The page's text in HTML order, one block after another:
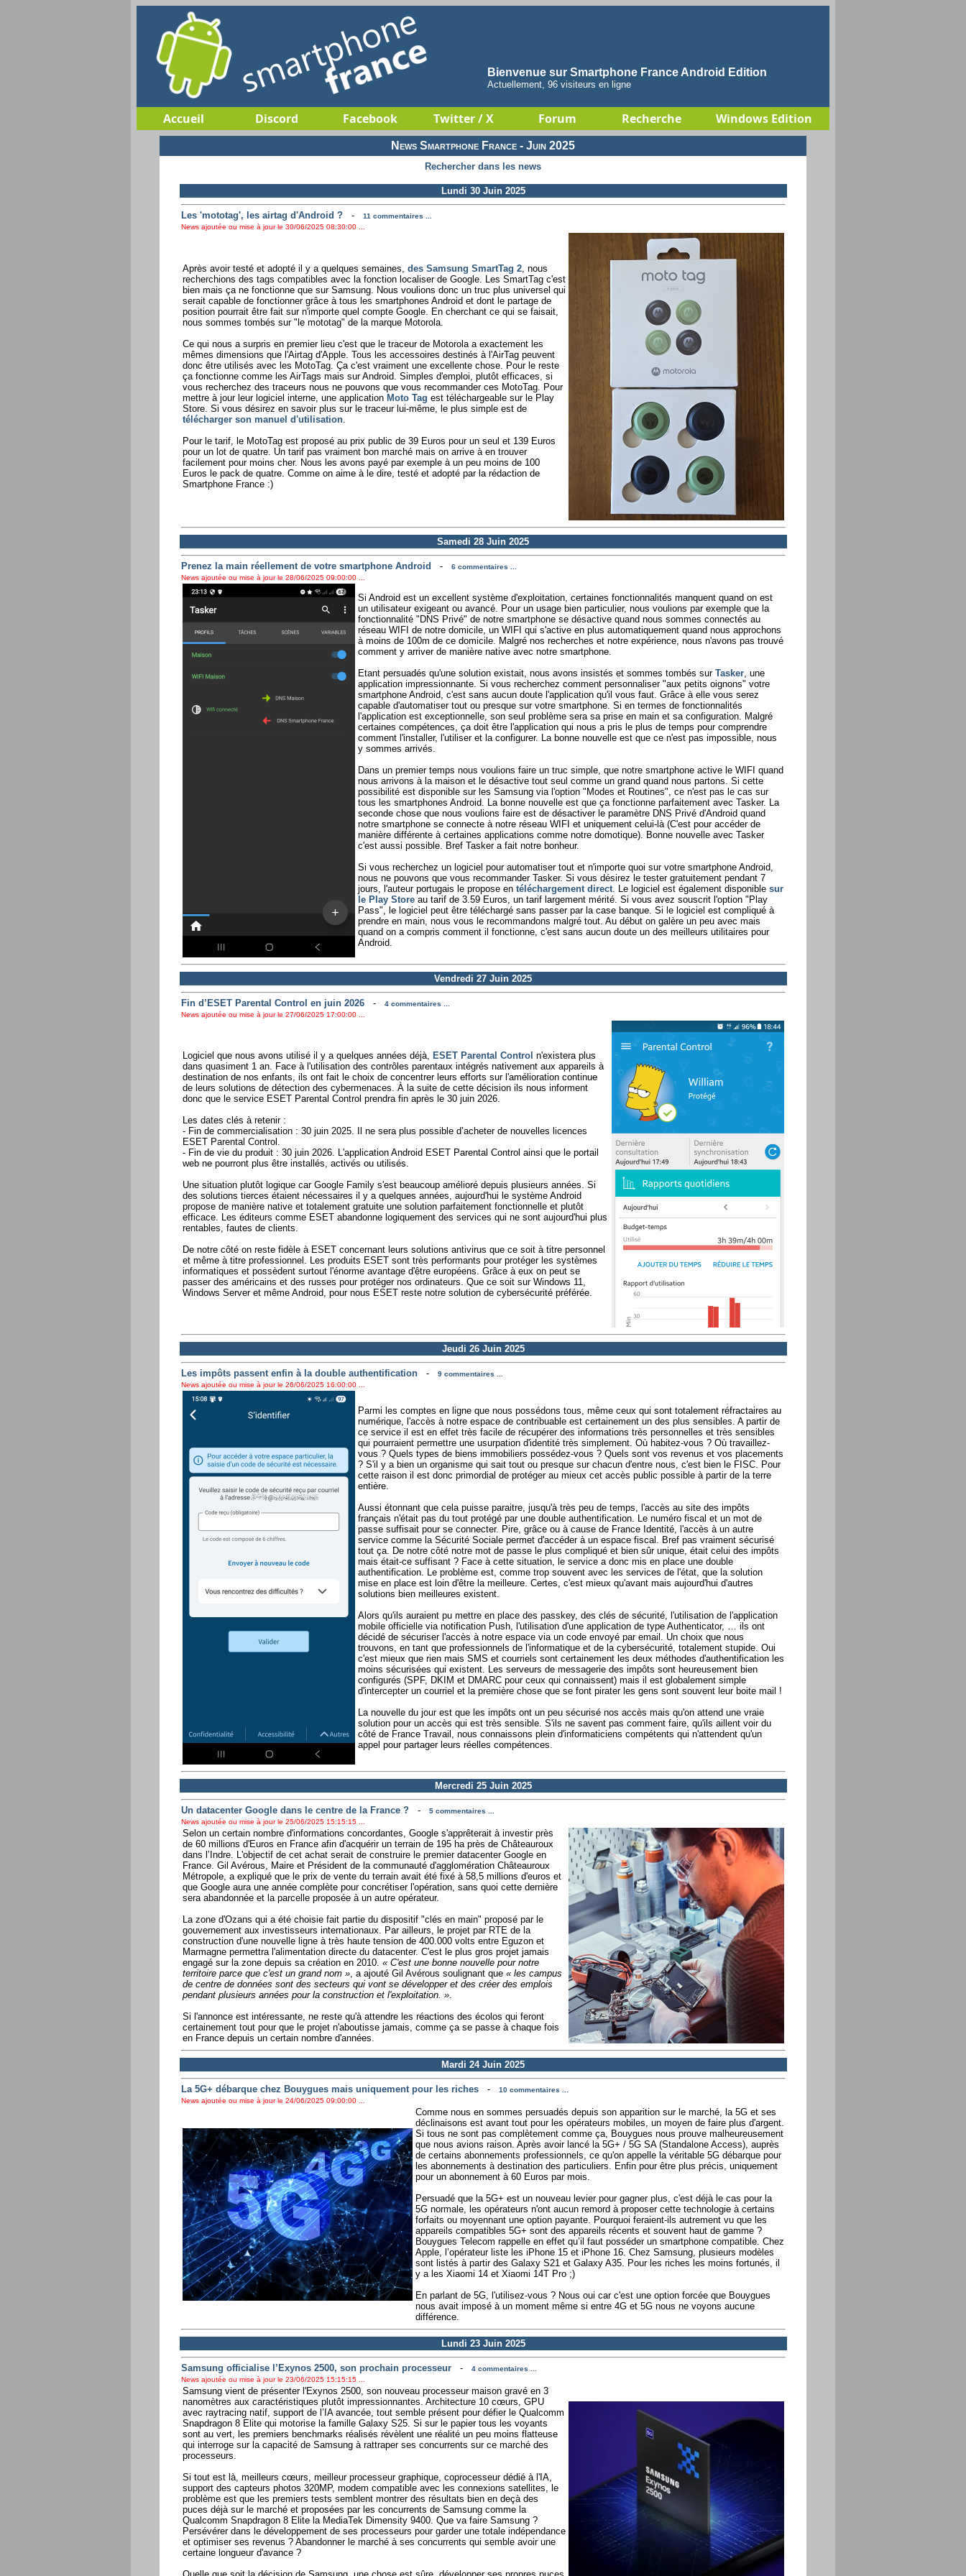
Bienvenue sur Smartphone France Android Edition
Actuellement, 96 visiteurs en ligne
Accueil Discord Facebook Twitter / X Forum Recherche Windows Edition
News Smartphone France - Juin 2025
Rechercher dans les news
Lundi 30 Juin 2025
Les 'mototag', les airtag d'Android ?-
11 commentaires ...
News ajoutée ou mise à jour le 30/06/2025 08:30:00 ...
Après avoir testé et adopté il y a quelques semaines, des Samsung SmartTag 2, nous
recherchions des tags compatibles avec la fonction localiser de Google. Les SmartTag c'est
bien mais ça ne fonctionne que sur Samsung. Nous voulions donc un truc plus universel qui
serait capable de fonctionner grâce à tous les smartphones Android et dont le partage de
position pourrait être fait sur n'importe quel compte Google. En cherchant ce qui se faisait,
nous sommes tombés sur "le mototag" de la marque Motorola.
Ce qui nous a surpris en premier lieu c'est que le traceur de Motorola a exactement les
mêmes dimensions que l'Airtag d'Apple. Tous les accessoires destinés à l'AirTag peuvent
donc être utilisés avec les MotoTag. Ça c'est vraiment une excellente chose. Pour le reste
ça fonctionne comme les AirTags mais sur Android. Simples d'emploi, plutôt efficaces, si
vous recherchez des traceurs nous ne pouvons que vous recommander ces MotoTag. Pour
mettre à jour leur logiciel interne, une application Moto Tag est téléchargeable sur le Play
Store. Si vous désirez en savoir plus sur le traceur lui-même, le plus simple est de
télécharger son manuel d'utilisation.
Pour le tarif, le MotoTag est proposé au prix public de 39 Euros pour un seul et 139 Euros
pour un lot de quatre. Un tarif pas vraiment bon marché mais on arrive à en trouver
facilement pour moins cher. Nous les avons payé par exemple à un peu moins de 100
Euros le pack de quatre. Comme on aime à le dire, testé et adopté par la rédaction de
Smartphone France :)
Samedi 28 Juin 2025
Prenez la main réellement de votre smartphone Android -
6 commentaires ...
News ajoutée ou mise à jour le 28/06/2025 09:00:00 ...
Si Android est un excellent système d'exploitation, certaines fonctionnalités manquent quand on est
un utilisateur exigeant ou avancé. Pour un usage bien particulier, nous voulions par exemple que la
fonctionnalité "DNS Privé" de notre smartphone se désactive quand nous sommes connectés au
réseau WIFI de notre domicile, un WIFI qui s'active en plus automatiquement quand nous approchons
à moins de 100m de ce domicile. Malgré nos recherches et notre expérience, nous n'avons pas trouvé
comment y arriver de manière native avec notre smartphone.
Etant persuadés qu'une solution existait, nous avons insistés et sommes tombés sur Tasker, une
application impressionnante. Si vous recherchez comment personnaliser "aux petits oignons" votre
smartphone Android, c'est sans aucun doute l'application qu'il vous faut. Grâce à elle vous serez
capable d'automatiser tout ou presque sur votre smartphone. Si en termes de fonctionnalités
l'application est exceptionnelle, son seul problème sera sa prise en main et sa configuration. Malgré
certaines compétences, ça doit être l'application qui nous a pris le plus de temps pour comprendre
comment l'installer, l'utiliser et la configurer. La bonne nouvelle est que ce n'est pas impossible, nous
y sommes arrivés.
Dans un premier temps nous voulions faire un truc simple, que notre smartphone active le WIFI quand
nous arrivons à la maison et le désactive tout seul comme un grand quand nous partons. Si cette
possibilité est disponible sur les Samsung via l'option "Modes et Routines", ce n'est pas le cas sur
tous les smartphones Android. La bonne nouvelle est que ça fonctionne parfaitement avec Tasker. La
seconde chose que nous voulions faire est de désactiver le paramètre DNS Privé d'Android quand
notre smartphone se connecte à notre réseau WIFI et uniquement celui-là (C'est pour accéder de
manière différente à certaines applications comme notre domotique). Bonne nouvelle avec Tasker
c'est aussi possible. Bref Tasker a fait notre bonheur.
Si vous recherchez un logiciel pour automatiser tout et n'importe quoi sur votre smartphone Android,
nous ne pouvons que vous recommander Tasker. Si vous désirez le tester gratuitement pendant 7
jours, l'auteur portugais le propose en téléchargement direct. Le logiciel est également disponible sur
le Play Storeau tarif de 3.59 Euros, un tarif largement mérité. Si vous avez souscrit l'option "Play
Pass", le logiciel peut être téléchargé sans passer par la case banque. Si le logiciel est compliqué à
prendre en main, nous vous le recommandons malgré tout. Au début on galère un peu avec mais
quand on a compris comment il fonctionne, c'est sans aucun doute un des meilleurs utilitaires pour
Android.
Vendredi 27 Juin 2025
Fin d’ESET Parental Control en juin 2026-
4 commentaires ...
News ajoutée ou mise à jour le 27/06/2025 17:00:00 ...
Logiciel que nous avons utilisé il y a quelques années déjà, ESET Parental Control n'existera plus
dans quasiment 1 an. Face à l'utilisation des contrôles parentaux intégrés nativement aux appareils à
destination de nos enfants, ils ont fait le choix de concentrer leurs efforts sur l'amélioration continue
de leurs solutions de détection des cybermenaces. À la suite de cette décision ils nous informent
donc que le service ESET Parental Control prendra fin après le 30 juin 2026.
Les dates clés à retenir :
- Fin de commercialisation : 30 juin 2025. Il ne sera plus possible d’acheter de nouvelles licences
ESET Parental Control.
- Fin de vie du produit : 30 juin 2026. L'application Android ESET Parental Control ainsi que le portail
web ne pourront plus être installés, activés ou utilisés.
Une situation plutôt logique car Google Family s'est beaucoup amélioré depuis plusieurs années. Si
des solutions tierces étaient nécessaires il y a quelques années, aujourd'hui le système Android
propose de manière native et totalement gratuite une solution parfaitement fonctionnelle et plutôt
efficace. Les éditeurs comme ESET abandonne logiquement des services qui ne sont aujourd'hui plus
rentables, fautes de clients.
De notre côté on reste fidèle à ESET concernant leurs solutions antivirus que ce soit à titre personnel
et même à titre professionnel. Les produits ESET sont très performants pour protéger les systèmes
informatiques et possèdent surtout l'énorme avantage d'être européens. Grâce à eux on peut se
passer des américains et des russes pour protéger nos ordinateurs. Que ce soit sur Windows 11,
Windows Server et même Android, pour nous ESET reste notre solution de cybersécurité préférée.
Jeudi 26 Juin 2025
Les impôts passent enfin à la double authentification-
9 commentaires ...
News ajoutée ou mise à jour le 26/06/2025 16:00:00 ...
Parmi les comptes en ligne que nous possédons tous, même ceux qui sont totalement réfractaires au
numérique, l'accès à notre espace de contribuable est certainement un des plus sensibles. A partir de
ce service il est en effet très facile de récupérer des informations très personnelles et très sensibles
qui pourraient permettre une usurpation d'identité très simplement. Où habitez-vous ? Où travaillez-
vous ? Quels types de biens immobiliers possédez-vous ? Quels sont vos revenus et vos placements
? S'il y a bien un organisme qui sait tout ou presque sur chacun d'entre nous, c'est bien le FISC. Pour
cette raison il est donc primordial de protéger au mieux cet accès public possible à partir de la terre
entière.
Aussi étonnant que cela puisse paraitre, jusqu'à très peu de temps, l'accès au site des impôts
français n'était pas du tout protégé par une double authentification. Le numéro fiscal et un mot de
passe suffisait pour se connecter. Pire, grâce ou à cause de France Identité, l'accès à un autre
service comme la Sécurité Sociale permet d'accéder à un espace fiscal. Bref pas vraiment sécurisé
tout ça. De notre côté notre mot de passe le plus compliqué et bien sûr unique, était celui des impôts
mais était-ce suffisant ? Face à cette situation, le service a donc mis en place une double
authentification. Le problème est, comme trop souvent avec les services de l'état, que la solution
mise en place est loin d'être la meilleure. Certes, c'est mieux qu'avant mais aujourd'hui d'autres
solutions bien meilleures existent.
Alors qu'ils auraient pu mettre en place des passkey, des clés de sécurité, l'utilisation de l'application
mobile officielle via notification Push, l'utilisation d'une application de type Authenticator, … ils ont
décidé de sécuriser l'accès à notre espace via un code envoyé par email. Un choix que nous
trouvons, en tant que professionnels de l'informatique et de la cybersécurité, totalement stupide. Oui
c'est mieux que rien mais SMS et courriels sont certainement les deux méthodes d'authentification les
moins sécurisées qui existent. Les serveurs de messagerie des impôts sont heureusement bien
configurés (SPF, DKIM et DMARC pour ceux qui connaissent) mais il est globalement simple
d'intercepter un courriel et la première chose que se font pirater les gens sont souvent leur boite mail !
La nouvelle du jour est que les impôts ont un peu sécurisé nos accès mais qu'on attend une vraie
solution pour un accès qui est très sensible. S'ils ne savent pas comment faire, qu'ils aillent voir du
côté de France Travail, nous connaissons plein d'informaticiens compétents qui n'attendent qu'un
appel pour partager leurs réelles compétences.
Mercredi 25 Juin 2025
Un datacenter Google dans le centre de la France ?-
5 commentaires ...
News ajoutée ou mise à jour le 25/06/2025 15:15:15 ...
Selon un certain nombre d'informations concordantes, Google s'apprêterait à investir près
de 60 millions d'Euros en France afin d'acquérir un terrain de 195 ha près de Châteauroux
dans l’Indre. L'objectif de cet achat serait de construire le premier datacenter Google en
France. Gil Avérous, Maire et Président de la communauté d'agglomération Châteauroux
Métropole, a expliqué que le prix de vente du terrain avait été fixé à 58,5 millions d'euros et
que Google aura une année complète pour concrétiser l'opération, sans quoi cette dernière
sera abandonnée et la parcelle proposée à un autre opérateur.
La zone d'Ozans qui a été choisie fait partie du dispositif "clés en main" proposé par le
gouvernement aux investisseurs internationaux. Par ailleurs, le projet par RTE de la
construction d'une nouvelle ligne à très haute tension de 400.000 volts entre Eguzon et
Marmagne permettra l'alimentation directe du datacenter. C'est le plus gros projet jamais
engagé sur la zone depuis sa création en 2010. « C'est une bonne nouvelle pour notre
territoire parce que c'est un grand nom », a ajouté Gil Avérous soulignant que « les campus
de centre de données sont des secteurs qui vont se développer et des créer des emplois
pendant plusieurs années pour la construction et l'exploitation. ».
Si l'annonce est intéressante, ne reste qu'à attendre les réactions des écolos qui feront
certainement tout pour que le projet n'aboutisse jamais, comme ça se passe à chaque fois
en France depuis un certain nombre d'années.
Mardi 24 Juin 2025
La 5G+ débarque chez Bouygues mais uniquement pour les riches-
10 commentaires ...
News ajoutée ou mise à jour le 24/06/2025 09:00:00 ...
Comme nous en sommes persuadés depuis son apparition sur le marché, la 5G et ses
déclinaisons est avant tout pour les opérateurs mobiles, un moyen de faire plus d'argent.
Si tous ne sont pas complètement comme ça, Bouygues nous prouve malheureusement
que nous avions raison. Après avoir lancé la 5G+ / 5G SA (Standalone Access), auprès
de certains abonnements professionnels, ce qu'on appelle la véritable 5G débarque pour
les abonnements à destination des particuliers. Enfin pour être plus précis, uniquement
pour un abonnement à 60 Euros par mois.
Persuadé que la 5G+ est un nouveau levier pour gagner plus, c'est déjà le cas pour la
5G normale, les opérateurs n'ont aucun remord à proposer cette technologie à certains
forfaits ou moyennant une option payante. Pourquoi feraient-ils autrement vu que les
appareils compatibles 5G+ sont des appareils récents et souvent haut de gamme ?
Bouygues Telecom rappelle en effet qu’il faut posséder un smartphone compatible. Chez
Apple, l’opérateur liste les iPhone 15 et iPhone 16. Chez Samsung, plusieurs modèles
sont listés à partir des Galaxy S21 et Galaxy A35. Pour les riches les moins fortunés, il
y a les Xiaomi 14 et Xiaomi 14T Pro ;)
En parlant de 5G, l'utilisez-vous ? Nous oui car c'est une option forcée que Bouygues
nous avait imposé à un moment même si entre 4G et 5G nous ne voyons aucune
différence.
Lundi 23 Juin 2025
Samsung officialise l’Exynos 2500, son prochain processeur-
4 commentaires ...
News ajoutée ou mise à jour le 23/06/2025 15:15:15 ...
Samsung vient de présenter l'Exynos 2500, son nouveau processeur maison gravé en 3
nanomètres aux caractéristiques plutôt impressionnantes. Architecture 10 cœurs, GPU
avec raytracing natif, support de l’IA avancée, tout semble présent pour défier le Qualcomm
Snapdragon 8 Elite qui motorise la famille Galaxy S25. Si sur le papier tous les voyants
sont au vert, les premiers benchmarks réalisés révèlent une réalité un peu moins flatteuse
qui interroge sur la capacité de Samsung à rattraper ses concurrents sur ce marché des
processeurs.
Si tout est là, meilleurs cœurs, meilleur processeur graphique, coprocesseur dédié à l'IA,
support des capteurs photos 320MP, modem compatible avec les connexions satellites, le
problème est que les premiers tests semblent montrer des résultats bien en deçà des
puces déjà sur le marché et proposées par les concurrents de Samsung comme la
Qualcomm Snapdragon 8 Elite la MediaTek Dimensity 9400. Que va faire Samsung ?
Persévérer dans le développement de ses processeurs pour garder une totale indépendance
et optimiser ses revenus ? Abandonner le marché à ses concurrents qui semble avoir une
certaine longueur d'avance ?